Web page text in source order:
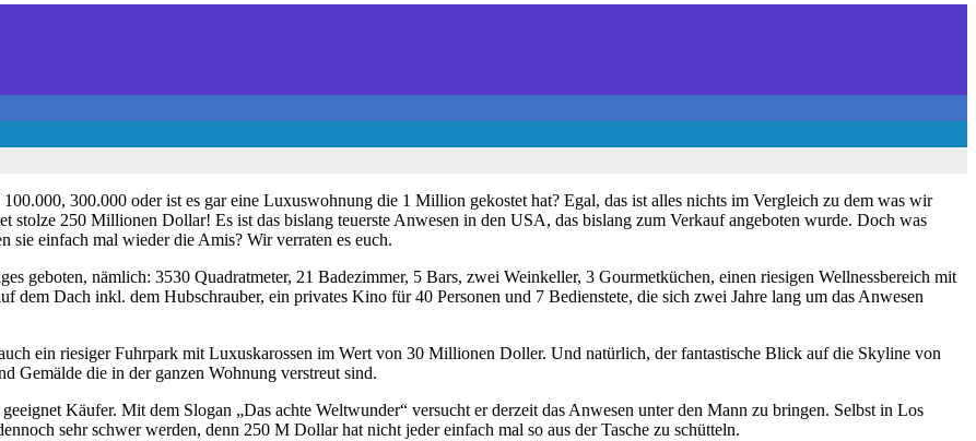
300.000 oder ist es gar eine Luxuswohnung die 1 Million gekostet hat? Egal, das ist alles nichts im Vergleich zu dem was wir
250 Millionen Dollar! Es ist das bislang teuerste Anwesen in den USA, das bislang zum Verkauf angeboten wurde. Doch was
sie einfach mal wieder die Amis? Wir verraten es euch.
geboten, nämlich: 3530 Quadratmeter, 21 Badezimmer, 5 Bars, zwei Weinkeller, 3 Gourmetküchen, einen riesigen Wellnessbereich mit
dem Dach inkl. dem Hubschrauber, ein privates Kino für 40 Personen und 7 Bedienstete, die sich zwei Jahre lang um das Anwesen
ein riesiger Fuhrpark mit Luxuskarossen im Wert von 30 Millionen Doller. Und natürlich, der fantastische Blick auf die Skyline von
Gemälde die in der ganzen Wohnung verstreut sind.
Käufer. Mit dem Slogan „Das achte Weltwunder“ versucht er derzeit das Anwesen unter den Mann zu bringen. Selbst in Los
sehr schwer werden, denn 250 M Dollar hat nicht jeder einfach mal so aus der Tasche zu schütteln.